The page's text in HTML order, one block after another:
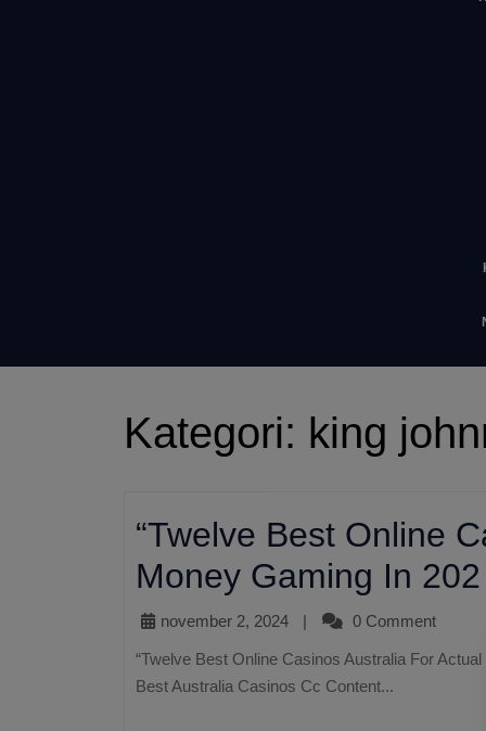
Kategori: king
“Twelve Best Online
Money Gaming In 202
november 2, 2024 | 0 Comment
“Twelve Best Online Casinos Australia For Actual Money Gaming In 2024 Australian Online Casinos 2024
Best Australia Casinos Cc Content...